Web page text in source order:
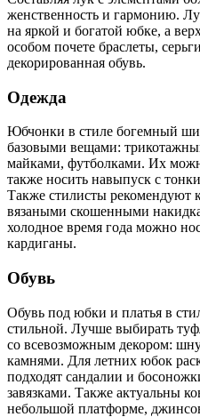
женственность и гармонию.
на яркой и богатой юбке, а
особом почете браслеты,
декорированная обувь.
Одежда
Юбчонки в стиле богемный
базовыми вещами:
майками, футболками. Их
также носить навыпуск с
Также стилисты рекомендуют
вязаными скошенными
холодное время года можно
кардиганы.
Обувь
Обувь под юбки и платья в
стильной. Лучше выбирать
со всевозможным декором:
камнями. Для летних юбок
подходят сандалии и
завязками. Также актуальны
небольшой платформе,